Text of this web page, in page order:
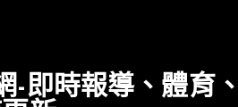
即時報導、體育